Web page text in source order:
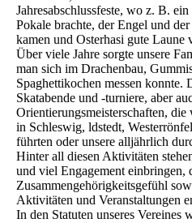
Jahresabschlussfeste, wo z. B.
Pokale brachte, der Engel und
kamen und Osterhasi gute Laune
Über viele Jahre sorgte unsere
man sich im Drachenbau,
Spaghettikochen messen
Skatabende und -turniere, aber
Orientierungsmeisterschaften,
in Schleswig, ldstedt,
führten oder unsere alljährlich
Hinter all diesen Aktivitäten
und viel Engagement einbringen,
Zusammengehörigkeitsgefühl
Aktivitäten und Veranstaltungen
In den Statuten unseres Vereines